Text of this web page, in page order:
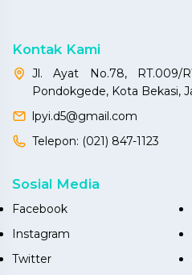
Kontak Kami
Jl. Ayat No.78, RT.009/
Pondokgede, Kota Bekasi,
lpyi.d5@gmail.com
Telepon: (021) 847-1123
Sosial Media
Facebook
Instagram
Twitter